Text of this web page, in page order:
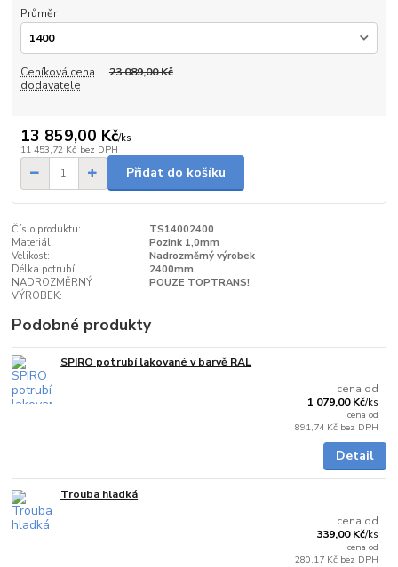
Průměr
Ceníková cena
dodavatele
23 089,00 Kč
13 859,00 Kč/ks
11 453,72 Kč bez DPH
Přidat do košíku
Číslo produktu:
TS14002400
Materiál:
Pozink 1,0mm
Velikost:
Nadrozměrný výrobek
Délka potrubí:
2400mm
NADROZMĚRNÝ
VÝROBEK:
POUZE TOPTRANS!
Podobné produkty
SPIRO potrubí lakované v barvě RAL
cena od
1 079,00 Kč/ks
cena od
891,74 Kč bez DPH
Detail
Trouba hladká
cena od
339,00 Kč/ks
cena od
280,17 Kč bez DPH